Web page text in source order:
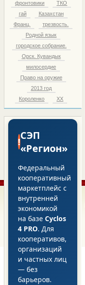
фронтовики
ТКО
гай
Казахстан
Франц.
трезвость.
Родной язык
городское собрание.
Орск. Кувандык
милосердие
Право на оружие
2013 год
Короленко
ХХ
!СЭП
«Регион»
Федеральный
кооперативный
маркетплейс с
внутренней
экономикой
на базе Cyclos
4 PRO. Для
кооперативов,
организаций
и частных лиц
— без
барьеров.